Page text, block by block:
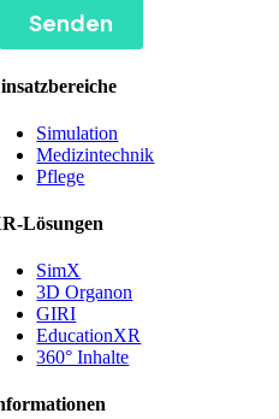
Simulation
Medizintechnik
Pflege
Lösungen
SimX
3D Organon
GIRI
EducationXR
360° Inhalte